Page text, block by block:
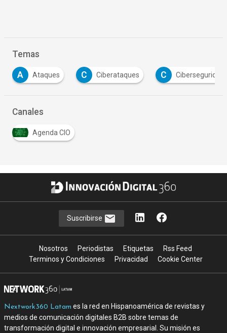
Temas
A Ataques C Ciberataques C Ciberseguridad
Canales
Agenda CIO
Suscribirse
Nosotros Periodistas Etiquetas
Rss Feed
Terminos y Condiciones
Privacidad Cookie Center
Nextwork360 Latam es la red en Hispanoamérica de revistas y
medios de comunicación digitales B2B sobre temas de
transformación digital e innovación empresarial. Su misión es